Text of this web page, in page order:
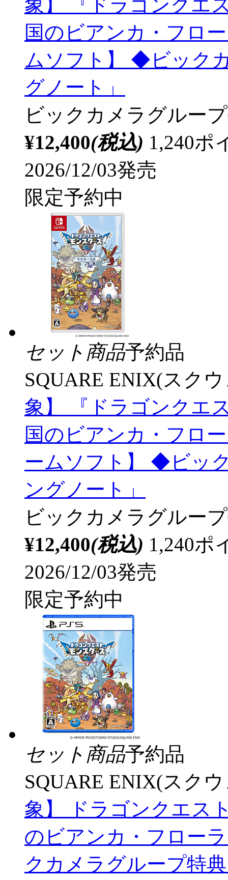
象】 『ドラゴンクエ
国のビアンカ・フロ
ムソフト】 ◆ビック
グノート」
ビックカメラグルー
¥12,400(税込) 1,240ポ
2026/12/03発売
限定予約中
セット商品予約品
SQUARE ENIX(スク
象】 『ドラゴンクエ
国のビアンカ・フロ
ームソフト】 ◆ビッ
ングノート」
ビックカメラグルー
¥12,400(税込) 1,240ポ
2026/12/03発売
限定予約中
セット商品予約品
SQUARE ENIX(スク
象】 ドラゴンクエス
のビアンカ・フロー
クカメラグループ特